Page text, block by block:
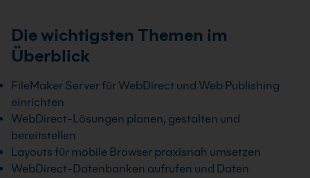
Die wichtigsten Themen im
Überblick
FileMaker Server für WebDirect und Web Publishing
einrichten
WebDirect-Lösungen planen, gestalten und
bereitstellen
Layouts für mobile Browser praxisnah umsetzen
WebDirect-Datenbanken aufrufen und Daten